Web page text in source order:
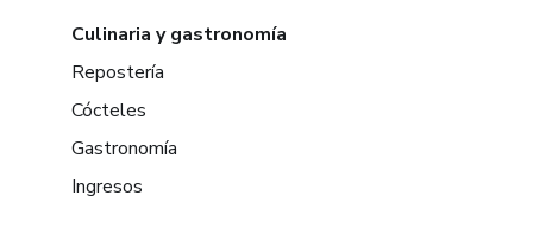
Culinaria y gastronomía
Repostería
Cócteles
Gastronomía
Ingresos